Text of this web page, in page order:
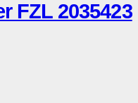
FZL 2035423